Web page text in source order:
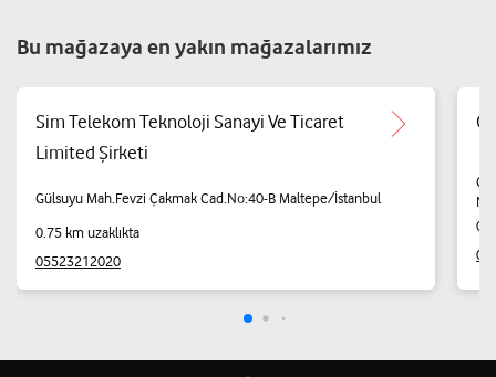
Bu mağazaya en yakın mağazalarımız
Sim Telekom Teknoloji Sanayi Ve Ticaret
Limited Şirketi
Gülsuyu Mah.Fevzi Çakmak Cad.No:40-B Maltepe/İstanbul
0.75 km uzaklıkta
05523212020